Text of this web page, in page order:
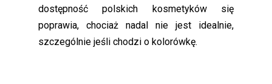
dostępność polskich kosmetyków się
poprawia, chociaż nadal nie jest idealnie,
szczególnie jeśli chodzi o kolorówkę.